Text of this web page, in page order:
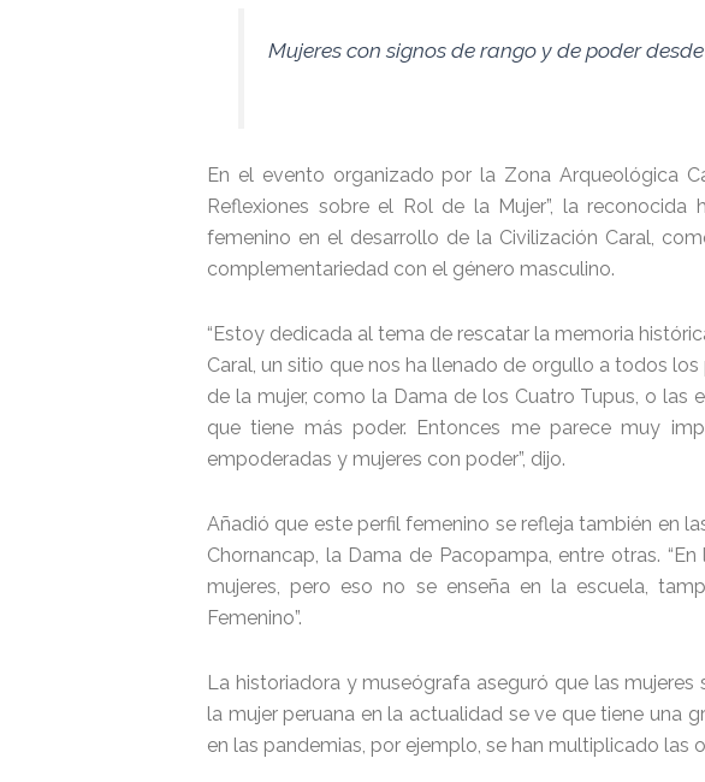
Mujeres con signos de rango y de poder
En el evento organizado por la Zona Arqueológica
Reflexiones sobre el Rol de la Mujer”, la
femenino en el desarrollo de la Civilización Caral,
complementariedad con el género masculino.
“Estoy dedicada al tema de rescatar la memoria
Caral, un sitio que nos ha llenado de orgullo a todos
de la mujer, como la Dama de los Cuatro Tupus, o las
que tiene más poder. Entonces me parece muy
empoderadas y mujeres con poder”, dijo.
Añadió que este perfil femenino se refleja también en
Chornancap, la Dama de Pacopampa, entre otras.
mujeres, pero eso no se enseña en la escuela,
Femenino”.
La historiadora y museógrafa aseguró que las
la mujer peruana en la actualidad se ve que tiene una
en las pandemias, por ejemplo, se han multiplicado las